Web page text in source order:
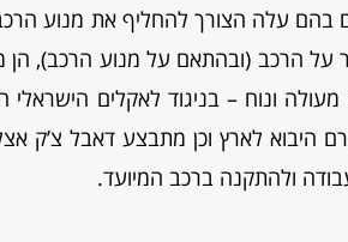
בהם עלה הצורך להחליף את מנוע
על הרכב (ובהתאם על מנוע הרכב),
ונוח – בניגוד לאקלים הישראלי
היבוא לארץ וכן מתבצע דאבל צ’ק
ולהתקנה ברכב המיועד.